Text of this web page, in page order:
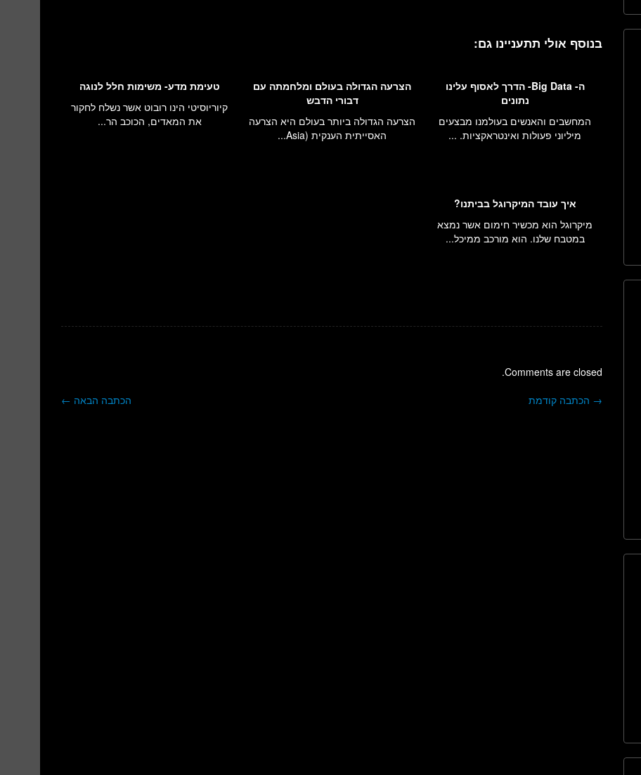
בנוסף אולי תתעניינו גם:
ה- Big Data- הדרך לאסוף עלינו
נתונים
המחשבים והאנשים בעולמנו מבצעים
מיליוני פעולות ואינטראקציות. ...
הצרעה הגדולה בעולם ומלחמתה עם
דבורי הדבש
הצרעה הגדולה ביותר בעולם היא הצרעה
האסייתית הענקית (Asia...
טעימת מדע- משימות חלל לנוגה
קיוריוסיטי הינו רובוט אשר נשלח לחקור
את המאדים, הכוכב הר...
איך עובד המיקרוגל בביתנו?
מיקרוגל הוא מכשיר חימום אשר נמצא
במטבח שלנו. הוא מורכב ממיכל...
Comments are closed.
ניווט בפוסטים הכתבה הבאה ← → הכתבה קודמת